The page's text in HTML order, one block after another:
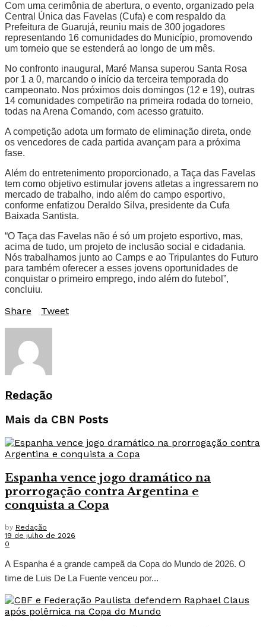
Com uma cerimônia de abertura, o evento, organizado pela
Central Única das Favelas (Cufa) e com respaldo da
Prefeitura de Guarujá, reuniu mais de 300 jogadores
representando 16 comunidades do Município, promovendo
um torneio que se estenderá ao longo de um mês.
No confronto inaugural, Maré Mansa superou Santa Rosa
por 1 a 0, marcando o início da terceira temporada do
campeonato. Nos próximos dois domingos (12 e 19), outras
14 comunidades competirão na primeira rodada do torneio,
todas na Arena Comando, com acesso gratuito.
A competição adota um formato de eliminação direta, onde
os vencedores de cada partida avançam para a próxima
fase.
Além do entretenimento proporcionado, a Taça das Favelas
tem como objetivo estimular jovens atletas a ingressarem no
mercado de trabalho, indo além do campo esportivo,
conforme enfatizou Deraldo Silva, presidente da Cufa
Baixada Santista.
“O Taça das Favelas não é só um projeto esportivo, mas,
acima de tudo, um projeto de inclusão social e cidadania.
Nós trabalhamos junto ao Camps e ao Tripulantes do Futuro
para também oferecer a esses jovens oportunidades de
conquistar o primeiro emprego, indo além do futebol”,
concluiu.
Share Tweet
Redação
Mais da CBN Posts
Espanha vence jogo dramático na
prorrogação contra Argentina e
conquista a Copa
by Redação
19 de julho de 2026
0
A Espanha é a grande campeã da Copa do Mundo de 2026. O
time de Luis De La Fuente venceu por...